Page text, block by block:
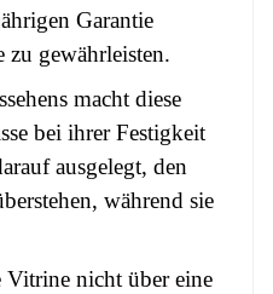
Garantie
zu gewährleisten.
macht diese
bei ihrer Festigkeit
ausgelegt, den
während sie
nicht über eine